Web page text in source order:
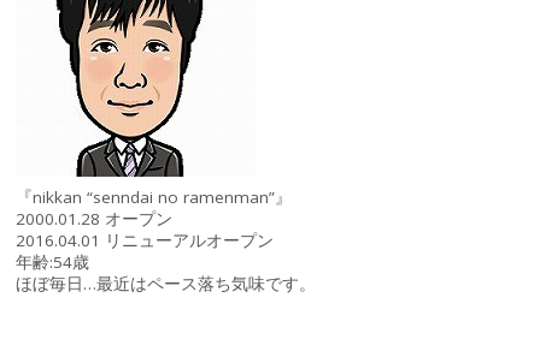
『nikkan “senndai no ramenman”』
2000.01.28 オープン
2016.04.01 リニューアルオープン
年齢:54歳
ほぼ毎日…最近はペース落ち気味です。